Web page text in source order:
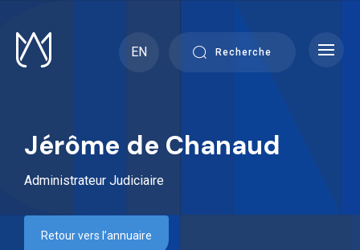
content
EN
Recherche
Jérôme de Chanaud
Administrateur Judiciaire
Retour vers l’annuaire